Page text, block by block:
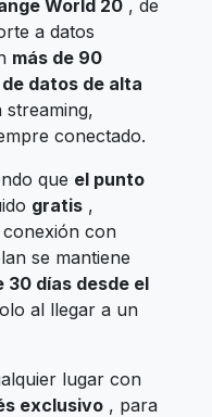
World 20 , de
a datos
más de 90
de datos de alta
conectado.
que el punto
gratis ,
con
se mantiene
30 días desde el
al llegar a un
lugar con
exclusivo , para